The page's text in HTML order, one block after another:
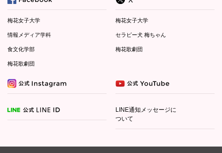
梅花女子大学
情報メディア学科
食文化学部
梅花歌劇団
梅花女子大学
セラピー犬 梅ちゃん
梅花歌劇団
LINE通知メッセージに
ついて